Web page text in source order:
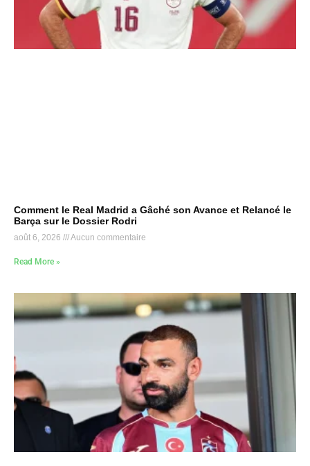
Comment le Real Madrid a Gâché son Avance et Relancé le
Barça sur le Dossier Rodri
août 6, 2026 Aucun commentaire
Read More »